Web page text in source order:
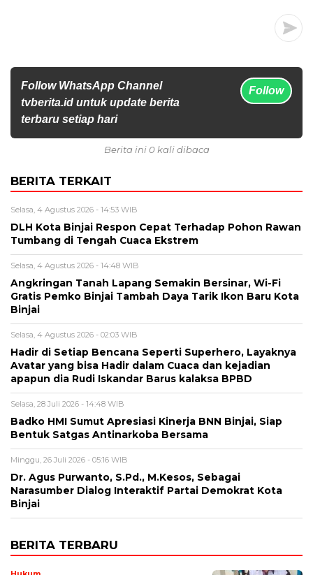
Follow WhatsApp Channel
tvberita.id untuk update berita
terbaru setiap hari
Follow
Berita ini 0 kali dibaca
BERITA TERKAIT
Selasa, 4 Agustus 2026 - 14:53 WIB
DLH Kota Binjai Respon Cepat Terhadap Pohon Rawan
Tumbang di Tengah Cuaca Ekstrem
Selasa, 4 Agustus 2026 - 14:48 WIB
Angkringan Tanah Lapang Semakin Bersinar, Wi-Fi
Gratis Pemko Binjai Tambah Daya Tarik Ikon Baru Kota
Binjai
Selasa, 4 Agustus 2026 - 02:03 WIB
Hadir di Setiap Bencana Seperti Superhero, Layaknya
Avatar yang bisa Hadir dalam Cuaca dan kejadian
apapun dia Rudi Iskandar Barus kalaksa BPBD
Selasa, 28 Juli 2026 - 14:48 WIB
Badko HMI Sumut Apresiasi Kinerja BNN Binjai, Siap
Bentuk Satgas Antinarkoba Bersama
Minggu, 26 Juli 2026 - 05:16 WIB
Dr. Agus Purwanto, S.Pd., M.Kesos, Sebagai
Narasumber Dialog Interaktif Partai Demokrat Kota
Binjai
BERITA TERBARU